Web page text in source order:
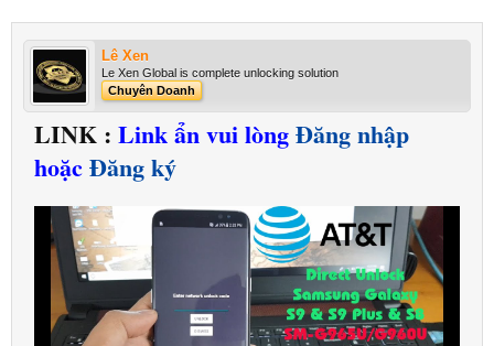
Lê Xen
Le Xen Global is complete unlocking solution
Chuyên Doanh
LINK : Link ẩn vui lòngĐăng nhập
hoặcĐăng ký